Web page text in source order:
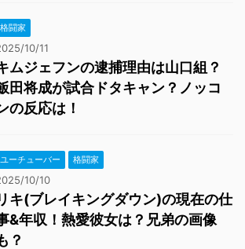
格闘家
10/11
ムジェフンの逮捕理由は山口組？
田将成が試合ドタキャン？ノッコ
の反応は！
ユーチューバー 格闘家
10/10
キ(ブレイキングダウン)の現在の仕
&年収！熱愛彼女は？兄弟の画像
？